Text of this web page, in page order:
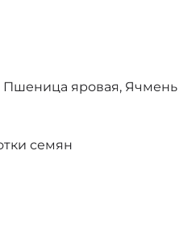
Пшеница яровая, Ячмень
семян